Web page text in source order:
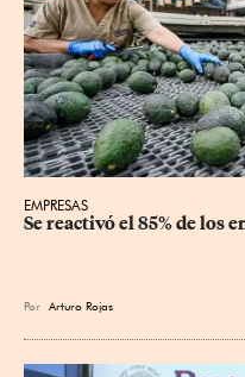
EMPRESAS
Se reactivó el 85% de los
Por Arturo Rojas